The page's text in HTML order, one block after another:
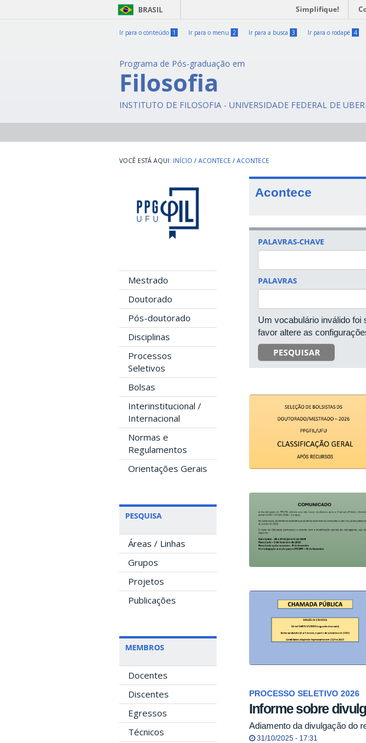
BRASIL Simplifique!
Ir para o conteúdo 1 Ir para o menu 2 Ir para a busca 3 Ir para o rodapé 4
Programa de Pós-graduação em
Filosofia
INSTITUTO DE FILOSOFIA - UNIVERSIDADE FEDERAL DE
INÍCIO / ACONTECE / ACONTECE
Mestrado
Doutorado
Pós-doutorado
Disciplinas
Processos
Seletivos
Bolsas
Interinstitucional /
Internacional
Normas e
Regulamentos
Orientações Gerais
PESQUISA
Áreas / Linhas
Grupos
Projetos
Publicações
MEMBROS
Docentes
Discentes
Egressos
Técnicos
Acontece
PALAVRAS-CHAVE
PALAVRAS
Um vocabulário inválido foi
favor altere as
PESQUISAR
PROCESSO SELETIVO 2026
Informe sobre
Adiamento da divulgação do
31/10/2025 - 17:31